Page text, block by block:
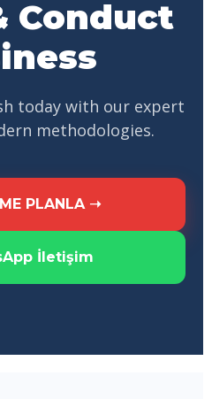
Conduct
today with our expert
methodologies.
PLANLA ➝
İletişim